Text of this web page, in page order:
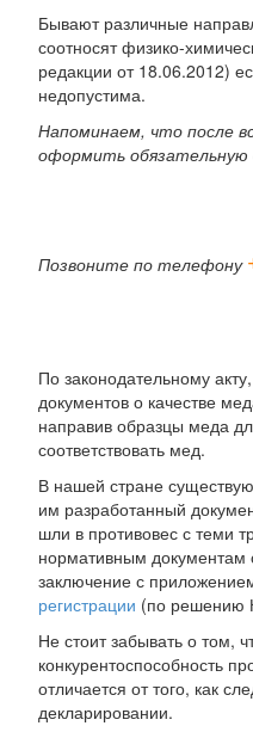
Бывают различные
соотносят физико-
редакции от 18.06.2012)
недопустима.
Напоминаем, что после
оформить
Позвоните по телефону
По законодательному
документов о качестве
направив образцы меда
соответствовать мед.
В нашей стране
им разработанный
шли в противовес с теми
нормативным документам
заключение с
регистрации (по решению
Не стоит забывать о том,
конкурентоспособность
отличается от того, как
декларировании.